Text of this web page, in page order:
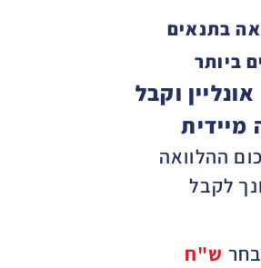
בתנאים
ביותר
וקבל
מיידית
ההלוואה
לקבל
ש"ח